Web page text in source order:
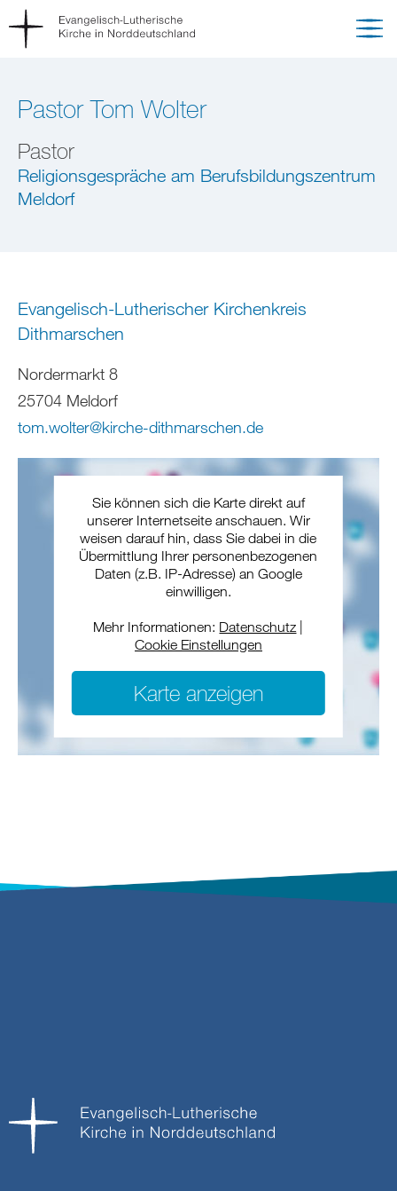
Pastor Tom Wolter
Pastor
Religionsgespräche am Berufsbildungszentrum
Meldorf
Evangelisch-Lutherischer Kirchenkreis
Dithmarschen
Nordermarkt 8
25704 Meldorf
tom.wolter@kirche-dithmarschen.de
Sie können sich die Karte direkt auf
unserer Internetseite anschauen. Wir
weisen darauf hin, dass Sie dabei in die
Übermittlung Ihrer personenbezogenen
Daten (z.B. IP-Adresse) an Google
einwilligen.
Mehr Informationen: Datenschutz
Cookie Einstellungen
Karte anzeigen